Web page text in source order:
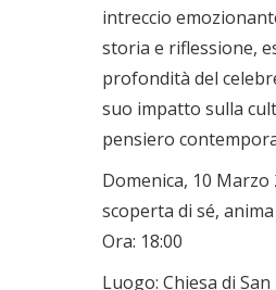
intreccio
storia e riflessione,
profondità del
suo impatto sulla
pensiero
Domenica, 10 Marzo
scoperta di sé,
Ora: 18:00
Luogo: Chiesa di